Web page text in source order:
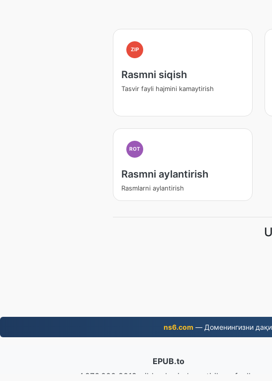
ZIP
Rasmni siqish
Tasvir fayli hajmini kamaytirish
ROT
Rasmni aylantirish
Rasmlarni aylantirish
ns6.com — Доменингизни
EPUB.to
4,276,000 2019-yildan beri o'zgartirilgan fayllar